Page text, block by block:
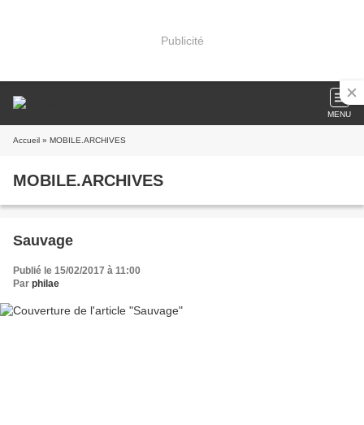
Publicité
MENU
Accueil » MOBILE.ARCHIVES
MOBILE.ARCHIVES
Sauvage
Publié le 15/02/2017 à 11:00
Par philae